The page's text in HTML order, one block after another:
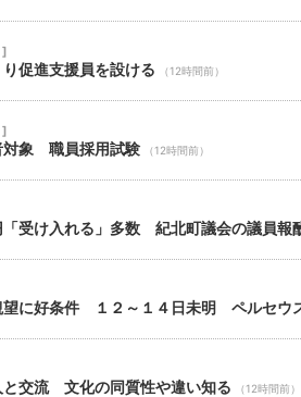
]
促進支援員を設ける （12時間前）
]
対象 職員採用試験 （12時間前）
「受け入れる」多数 紀北町議会の議員
望に好条件 １２～１４日未明 ペルセウ
と交流 文化の同質性や違い知る （12時間前）